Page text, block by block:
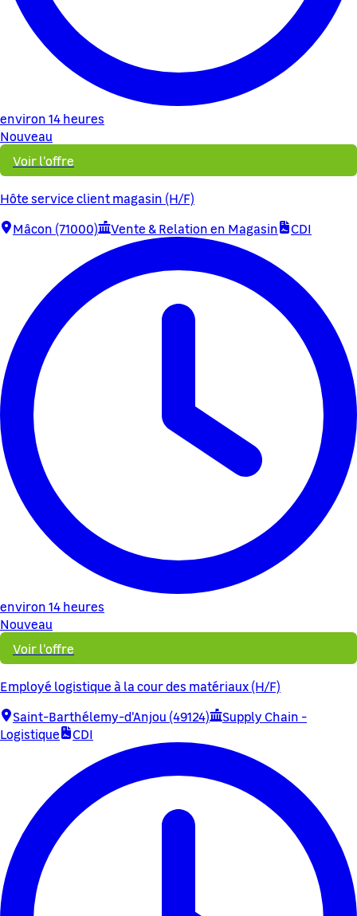
environ 14 heures
Nouveau
Voir l'offre
Hôte service client magasin (H/F)
Mâcon (71000)
Vente & Relation en Magasin CDI
environ 14 heures
Nouveau
Voir l'offre
Employé logistique à la cour des matériaux (H/F)
Saint-Barthélemy-d'Anjou (49124)
Supply Chain -
Logistique
CDI